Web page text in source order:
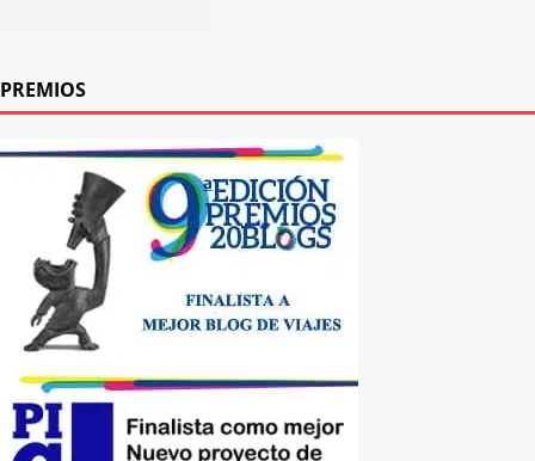
PREMIOS